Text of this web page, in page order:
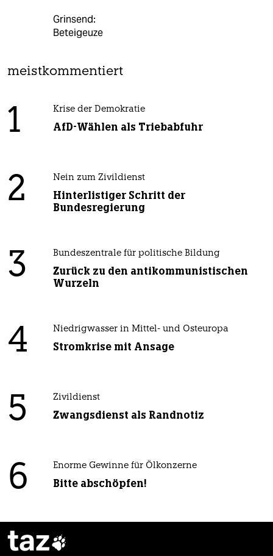
Grinsend:
Beteigeuze
meistkommentiert
1 Krise der Demokratie
AfD-Wählen als Triebabfuhr
2 Nein zum Zivildienst
Hinterlistiger Schritt der
Bundesregierung
3 Bundeszentrale für politische Bildung
Zurück zu den antikommunistischen
Wurzeln
4 Niedrigwasser in Mittel- und Osteuropa
Stromkrise mit Ansage
5 Zivildienst
Zwangsdienst als Randnotiz
6 Enorme Gewinne für Ölkonzerne
Bitte abschöpfen!
taz